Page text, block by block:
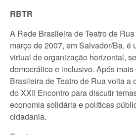
RBTR
A Rede Brasileira de Teatro de
março de 2007, em Salvador/Ba, é
virtual de organização horizontal,
democrático e inclusivo. Após
Brasileira de Teatro de Rua volta a
do XXII Encontro para discutir
economia solidária e políticas
cidadania.